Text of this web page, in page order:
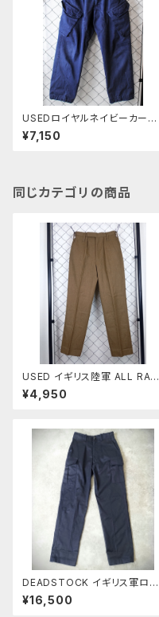
USEDロイヤルネイビーカーゴ
パンツ後期型
¥7,150
同じカテゴリの商品
USED イギリス陸軍 ALL RAN
KS No.2 DRESS ウール トラウ
ザーズ ブラウン
¥4,950
DEADSTOCK イギリス軍ロイ
ヤルネイビーカーゴパンツ前期
タイプ
¥16,500